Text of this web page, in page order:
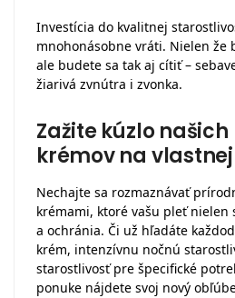
Investícia do kvalitnej
mnohonásobne vráti. Nielen že
ale budete sa tak aj cítiť –
žiarivá zvnútra i zvonka.
Zažite kúzlo
krémov na vlastnej
Nechajte sa rozmaznávať
krémami, ktoré vašu pleť nielen
a ochránia. Či už hľadáte
krém, intenzívnu nočnú
starostlivosť pre špecifické
ponuke nájdete svoj nový